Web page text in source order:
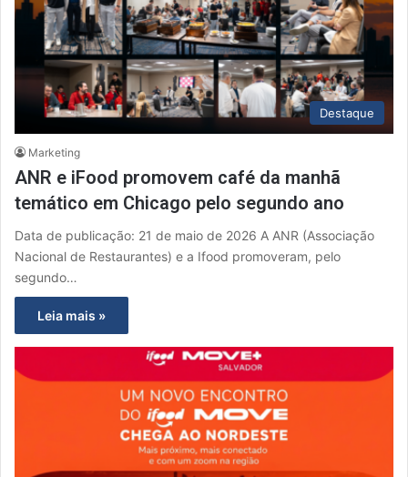
Destaque
Marketing
ANR e iFood promovem café da manhã
temático em Chicago pelo segundo ano
Data de publicação: 21 de maio de 2026 A ANR (Associação
Nacional de Restaurantes) e a Ifood promoveram, pelo
segundo…
Leia mais »